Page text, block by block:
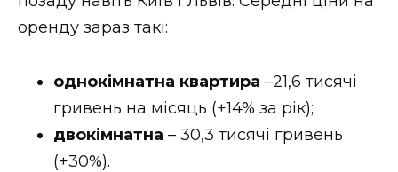
оренду зараз такі:
однокімнатна квартира –21,6 тисячі
гривень на місяць (+14% за рік);
двокімнатна – 30,3 тисячі гривень
(+30%).